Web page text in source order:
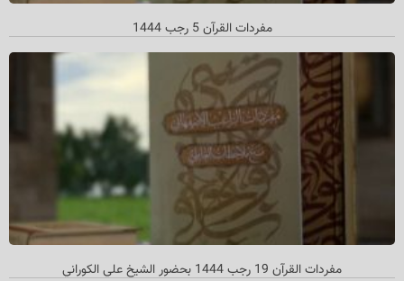
مفردات القرآن 5 رجب 1444
مفردات القرآن 19 رجب 1444 بحضور الشیخ علي الکوراني